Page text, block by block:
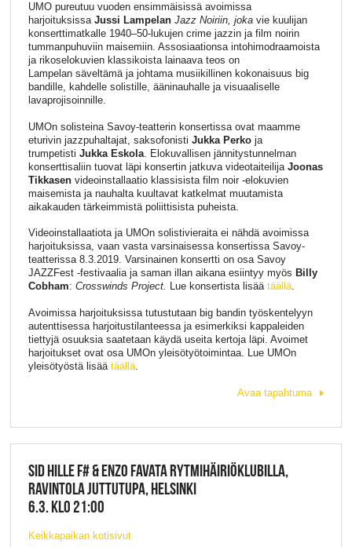
UMO pureutuu vuoden ensimmäisissä avoimissa
harjoituksissa Jussi Lampelan Jazz Noiriin, joka vie kuulijan
konserttimatkalle 1940–50-lukujen crime jazzin ja film noirin
tummanpuhuviin maisemiin. Assosiaationsa intohimodraamoista
ja rikoselokuvien klassikoista lainaava teos on
Lampelan säveltämä ja johtama musiikillinen kokonaisuus big
bandille, kahdelle solistille, ääninauhalle ja visuaaliselle
lavaprojisoinnille.
UMOn solisteina Savoy-teatterin konsertissa ovat maamme
eturivin jazzpuhaltajat, saksofonisti Jukka Perkoja
trumpetisti Jukka Eskola. Elokuvallisen jännitystunnelman
konserttisaliin tuovat läpi konsertin jatkuva videotaiteilija Joonas
Tikkasen videoinstallaatio klassisista film noir -elokuvien
maisemista ja nauhalta kuultavat katkelmat muutamista
aikakauden tärkeimmistä poliittisista puheista.
Videoinstallaatiota ja UMOn solistivieraita ei nähdä avoimissa
harjoituksissa, vaan vasta varsinaisessa konsertissa Savoy-
teatterissa 8.3.2019. Varsinainen konsertti on osa Savoy
JAZZFest -festivaalia ja saman illan aikana esiintyy myös Billy
Cobham: Crosswinds Project. Lue konsertista lisää täällä.
Avoimissa harjoituksissa tutustutaan big bandin työskentelyyn
autenttisessa harjoitustilanteessa ja esimerkiksi kappaleiden
tiettyjä osuuksia saatetaan käydä useita kertoja läpi. Avoimet
harjoitukset ovat osa UMOn yleisötyötoimintaa. Lue UMOn
yleisötyöstä lisää täällä.
Avaa tapahtuma
SID HILLE F# & ENZO FAVATA RYTMIHÄIRIÖKLUBILLA,
RAVINTOLA JUTTUTUPA, HELSINKI
6.3. KLO 21:00
Keikkapaikan kotisivut